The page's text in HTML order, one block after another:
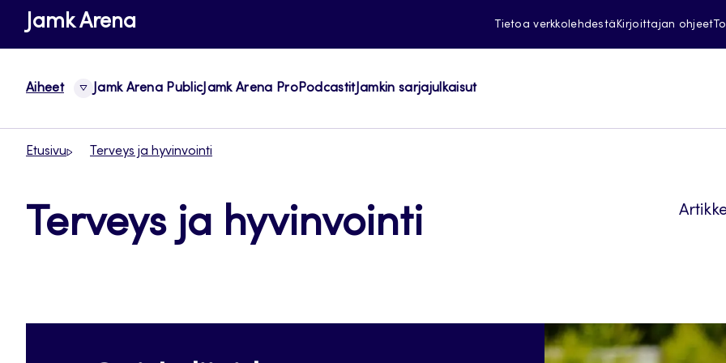
SiirryJamk Arena Tietoa verkkolehdestäKirjoittajan ohjeet
Aiheet Jamk Arena PublicJamk Arena ProPodcastitJamkin sarjajulkaisut
Etusivu Terveys ja hyvinvointi
Terveys ja hyvinvointi